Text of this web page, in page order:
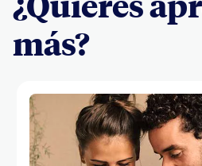
más?